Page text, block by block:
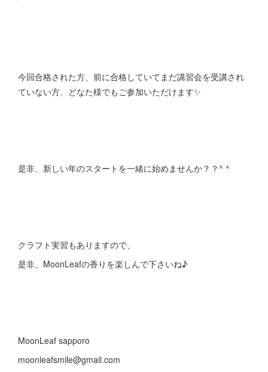
今回合格された方、前に合格していてまだ講習会を受講され
ていない方、どなた様でもご参加いただけます✨
是非、新しい年のスタートを一緒に始めませんか？？^ ^
クラフト実習もありますので、
是非、MoonLeafの香りを楽しんで下さいね♪
MoonLeaf sapporo
moonleafsmile@gmail.com